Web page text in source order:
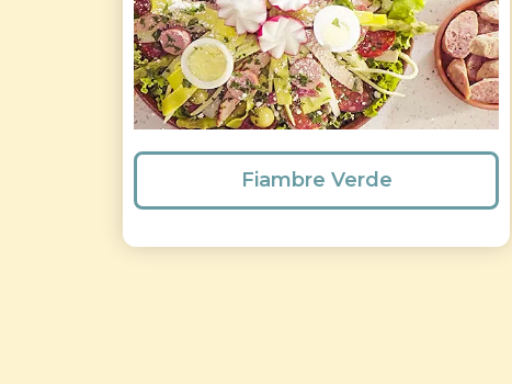
Fiambre Verde